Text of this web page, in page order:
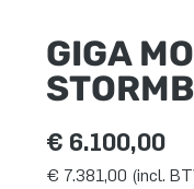
GIGA
€ 6.100,00
€ 7.381,00 (incl.